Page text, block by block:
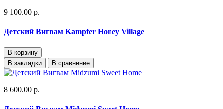
9 100.00 р.
Детский Вигвам Kampfer Honey Village
В корзину
В закладки
В сравнение
8 600.00 р.